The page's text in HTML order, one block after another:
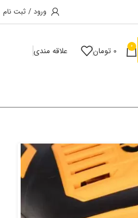
ورود / ثبت نام
0
0 تومان علاقه مندی